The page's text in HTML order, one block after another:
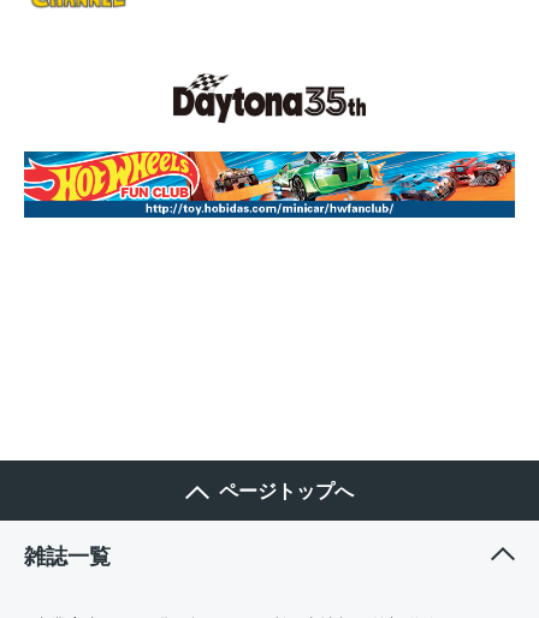
ページトップへ
雑誌一覧